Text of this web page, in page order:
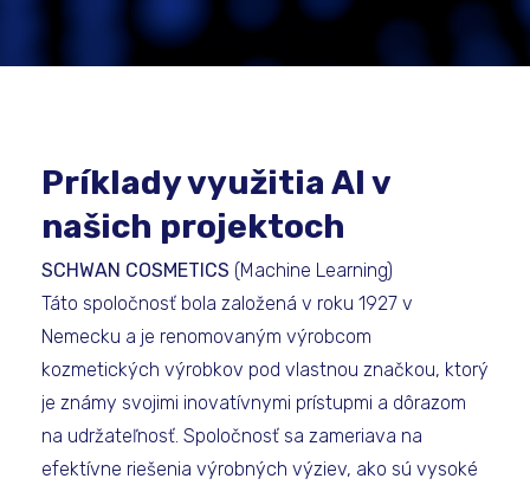
Príklady využitia AI v
našich projektoch
SCHWAN COSMETICS (Machine Learning)
Táto spoločnosť bola založená v roku 1927 v
Nemecku a je renomovaným výrobcom
kozmetických výrobkov pod vlastnou značkou, ktorý
je známy svojimi inovatívnymi prístupmi a dôrazom
na udržateľnosť. Spoločnosť sa zameriava na
efektívne riešenia výrobných výziev, ako sú vysoké